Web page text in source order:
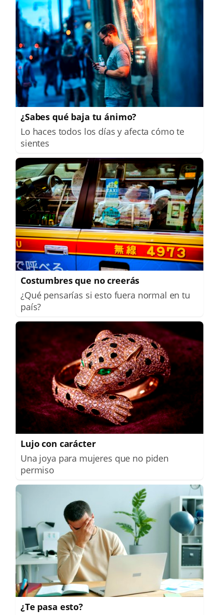
¿Sabes qué baja tu ánimo?
Lo haces todos los días y afecta cómo te
sientes
Costumbres que no creerás
¿Qué pensarías si esto fuera normal en tu
país?
Lujo con carácter
Una joya para mujeres que no piden
permiso
¿Te pasa esto?